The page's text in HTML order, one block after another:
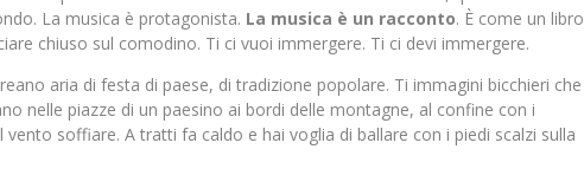
La musica è protagonista. La musica è un racconto. È come un libro
chiuso sul comodino. Ti ci vuoi immergere. Ti ci devi immergere.
aria di festa di paese, di tradizione popolare. Ti immagini bicchieri che
nelle piazze di un paesino ai bordi delle montagne, al confine con i
soffiare. A tratti fa caldo e hai voglia di ballare con i piedi scalzi sulla